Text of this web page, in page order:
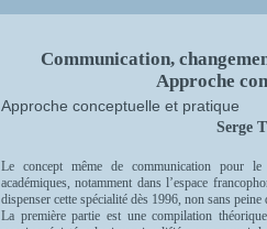
Communication,
Approche
Approche conceptuelle et pratique
Serge
Le concept même de communication pour le
académiques, notamment dans l’espace
dispenser cette spécialité dès 1996, non sans
La première partie est une compilation